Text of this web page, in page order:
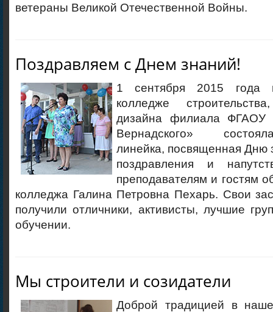
ветераны Великой Отечественной Войны.
Поздравляем с Днем знаний!
1 сентября 2015 года
колледже
дизайна филиала
Вернадского»
линейка, посвященная Дню
поздравления и
преподавателям и гостям
колледжа Галина Петровна Пехарь. Свои
получили отличники, активисты, лучшие
обучении.
Мы строители и созидатели
Доброй традицией в